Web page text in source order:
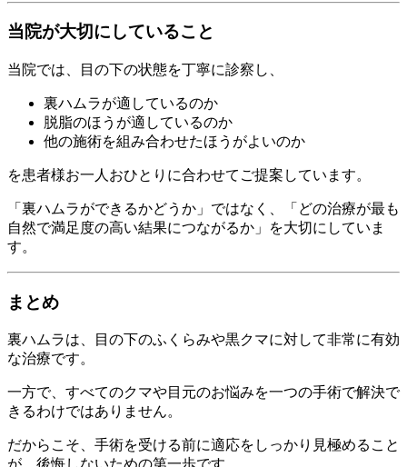
当院が大切にしていること
当院では、目の下の状態を丁寧に診察し、
裏ハムラが適しているのか
脱脂のほうが適しているのか
他の施術を組み合わせたほうがよいのか
を患者様お一人おひとりに合わせてご提案しています。
「裏ハムラができるかどうか」ではなく、「どの治療が最も
自然で満足度の高い結果につながるか」を大切にしていま
す。
まとめ
裏ハムラは、目の下のふくらみや黒クマに対して非常に有効
な治療です。
一方で、すべてのクマや目元のお悩みを一つの手術で解決で
きるわけではありません。
だからこそ、手術を受ける前に適応をしっかり見極めること